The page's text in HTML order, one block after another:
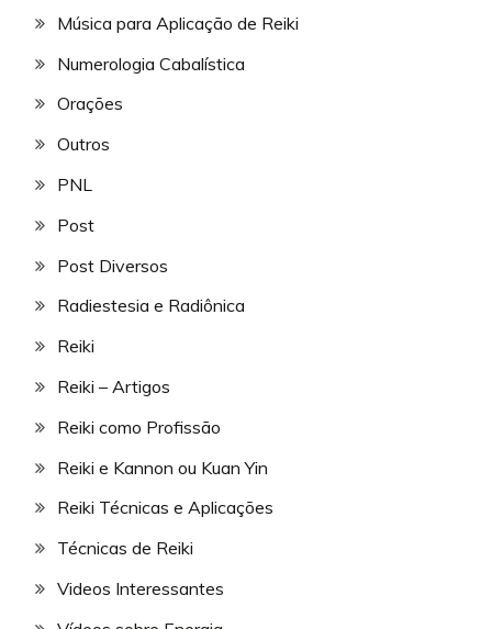
Música para Aplicação de Reiki
Numerologia Cabalística
Orações
Outros
PNL
Post
Post Diversos
Radiestesia e Radiônica
Reiki
Reiki – Artigos
Reiki como Profissão
Reiki e Kannon ou Kuan Yin
Reiki Técnicas e Aplicações
Técnicas de Reiki
Videos Interessantes